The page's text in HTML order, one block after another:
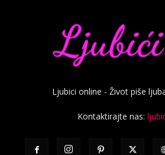
Ljubici online - Život piše
Kontaktirajte nas: